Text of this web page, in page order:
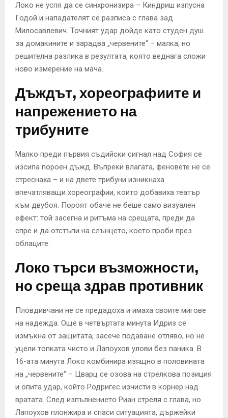
Локо не успя да се синхронизира – Киндриш изпусна
Годой и нападателят се разписа с глава зад
Милосавлевич. Точният удар дойде като студен душ
за домакините и зарадва „червените“ – малка, но
решителна разлика в резултата, която веднага сложи
ново измерение на мача.
Дъждът, хореографиите и
напрежението на
трибуните
Малко преди първия съдийски сигнал над София се
изсипа пороен дъжд. Въпреки влагата, феновете не се
стреснаха – и на двете трибуни изникнаха
впечатляващи хореографии, които добавиха театър
към двубоя. Пороят обаче не беше само визуален
ефект: той засегна и ритъма на срещата, преди да
спре и да отстъпи на слънцето, което проби през
облаците.
Локо търси възможности,
но среща здрав противник
Пловдивчани не се предадоха и имаха своите мигове
на надежда. Още в четвъртата минута Идриз се
измъкна от защитата, засече подаване отляво, но не
уцели топката чисто и Лапоухов улови без паника. В
16-ата минута Локо комбинира изящно в половината
на „червените“ – Цварц се озова на стрелкова позиция
и опита удар, който Родригес изчисти в корнер над
вратата. След изпълнението Риан стреля с глава, но
Лапоухов плонжира и спаси ситуацията, държейки